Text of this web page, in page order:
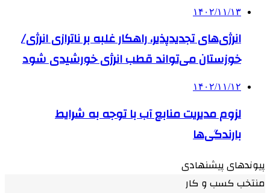
۱۴۰۲/۱۱/۱۳
انرژی‌های تجدیدپذیر، راهکار غلبه بر ناترازی‌ انرژی/
خوزستان می‌تواند قطب انرژی خورشیدی شود
۱۴۰۲/۱۱/۱۲
لزوم مدیریت منابع آب با توجه به شرایط
بارندگی‌ها
پیوندهای پیشنهادی
منتخب کسب و کار